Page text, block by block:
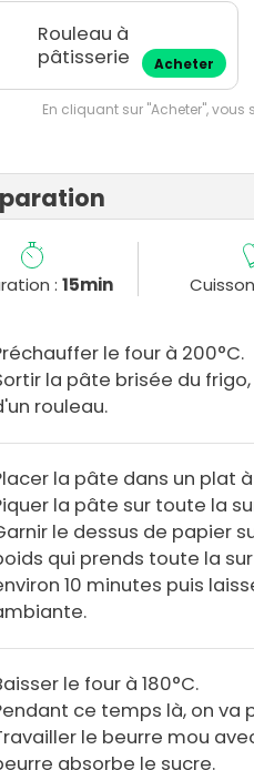
Rouleau à
pâtisserie
Acheter
En cliquant sur "Acheter", vous
: 15min
le four à 200°C.
la pâte brisée du
rouleau.
la pâte dans un plat
la pâte sur toute la
le dessus de papier
qui prends toute la
10 minutes puis
le four à 180°C.
ce temps là, on va
le beurre mou
absorbe le sucre.